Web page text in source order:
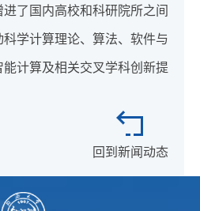
了国内高校和科研院所之间
学计算理论、算法、软件与
计算及相关交叉学科创新提
回到新闻动态